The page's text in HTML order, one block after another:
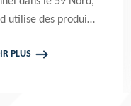
des produits
un devis